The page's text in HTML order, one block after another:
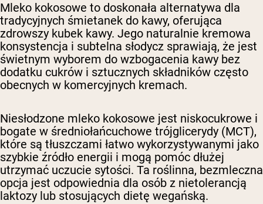
Mleko kokosowe to doskonała alternatywa dla
tradycyjnych śmietanek do kawy, oferująca
zdrowszy kubek kawy. Jego naturalnie kremowa
konsystencja i subtelna słodycz sprawiają, że jest
świetnym wyborem do wzbogacenia kawy bez
dodatku cukrów i sztucznych składników często
obecnych w komercyjnych kremach.
Niesłodzone mleko kokosowe jest niskocukrowe i
bogate w średniołańcuchowe trójglicerydy (MCT),
które są tłuszczami łatwo wykorzystywanymi jako
szybkie źródło energii i mogą pomóc dłużej
utrzymać uczucie sytości. Ta roślinna, bezmleczna
opcja jest odpowiednia dla osób z nietolerancją
laktozy lub stosujących dietę wegańską.